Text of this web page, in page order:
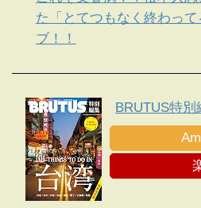
た「とてつもなく終わっ
ブ！！
BRUTUS特